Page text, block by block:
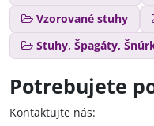
Vzorované stuhy
Stuhy, Špagáty,
Potrebujete
Kontaktujte nás: